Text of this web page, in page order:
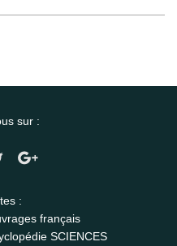
sur :
:
français
SCIENCES